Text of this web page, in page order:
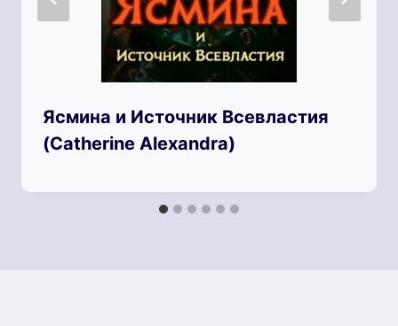
Ясмина и Источник Всевластия
(Catherine Alexandra)